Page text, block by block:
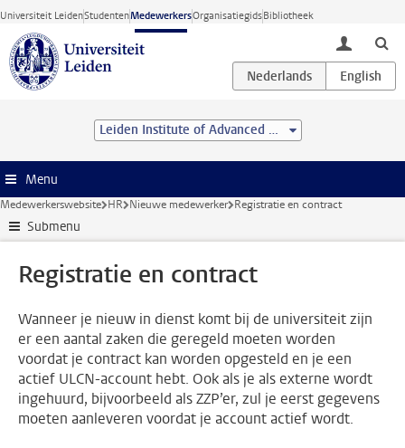
Ga direct naar de inhoud
Universiteit LeidenStudentenMedewerkersOrganisatiegidsBibliotheek
toggle
Leiden Institute of Advanced Computer Science (LIACS)
Menu
Medewerkerswebsite HR Nieuwe medewerker Registratie en contract
Submenu
Registratie en contract
Wanneer je nieuw in dienst komt bij de universiteit zijn
er een aantal zaken die geregeld moeten worden
voordat je contract kan worden opgesteld en je een
actief ULCN-account hebt. Ook als je als externe wordt
ingehuurd, bijvoorbeeld als ZZP’er, zul je eerst gegevens
moeten aanleveren voordat je account actief wordt.